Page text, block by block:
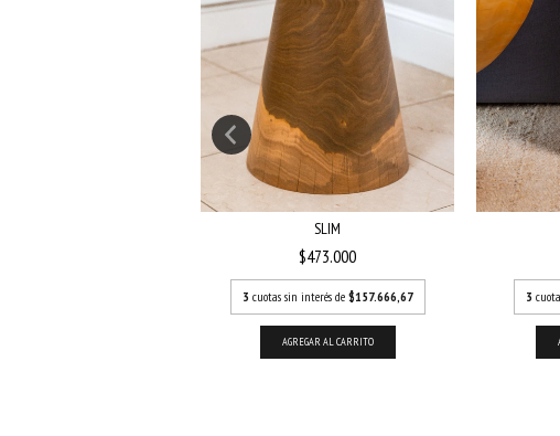
SLIM
$473.000
3 cuotas sin interés de $157.666,67
AGREGAR AL CARRITO
3